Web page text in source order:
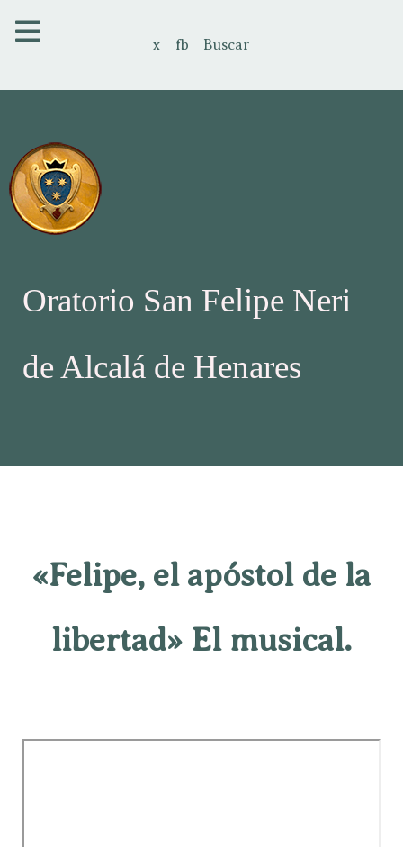
x fb Buscar
Oratorio San Felipe Neri
de Alcalá de Henares
«Felipe, el apóstol de la
libertad» El musical.